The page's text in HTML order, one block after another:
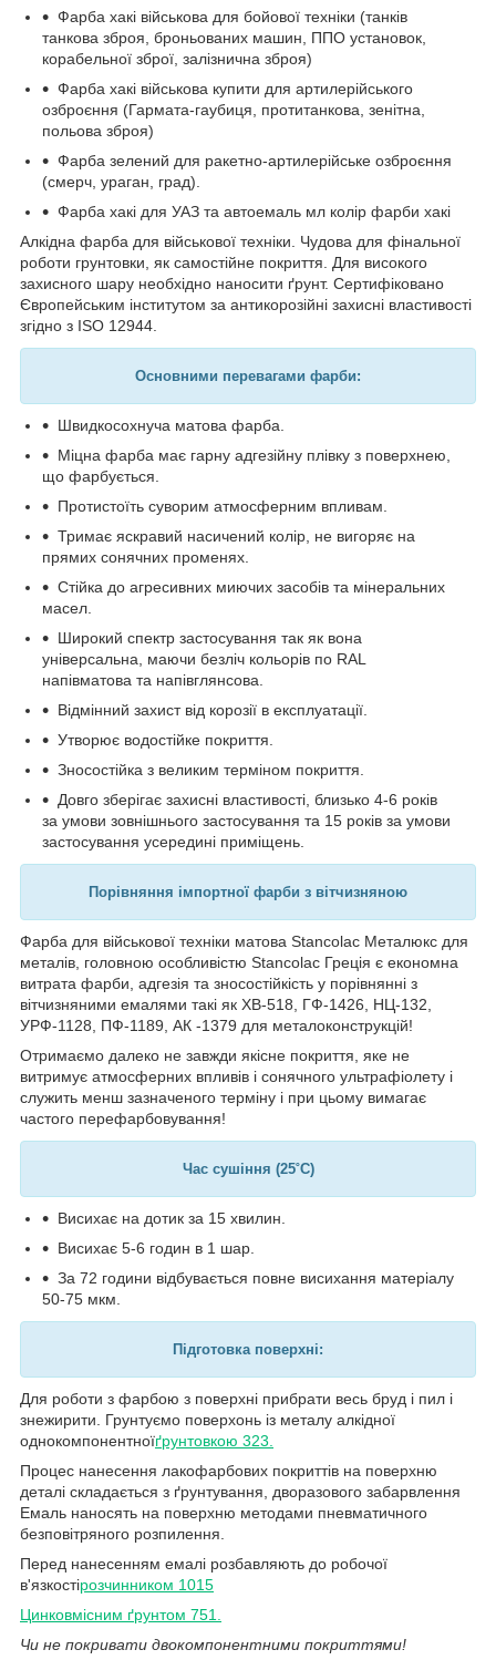
Фарба хакі військова для бойової техніки (танків
танкова зброя, броньованих машин, ППО установок,
корабельної зброї, залізнична зброя)
Фарба хакі військова купити для артилерійського
озброєння (Гармата-гаубиця, протитанкова, зенітна,
польова зброя)
Фарба зелений для ракетно-артилерійське озброєння
(смерч, ураган, град).
Фарба хакі для УАЗ та автоемаль мл колір фарби хакі
Алкідна фарба для військової техніки. Чудова для фінальної
роботи грунтовки, як самостійне покриття. Для високого
захисного шару необхідно наносити ґрунт. Сертифіковано
Європейським інститутом за антикорозійні захисні властивості
згідно з ISO 12944.
Основними перевагами фарби:
Швидкосохнуча матова фарба.
Міцна фарба має гарну адгезійну плівку з поверхнею,
що фарбується.
Протистоїть суворим атмосферним впливам.
Тримає яскравий насичений колір, не вигоряє на
прямих сонячних променях.
Стійка до агресивних миючих засобів та мінеральних
масел.
Широкий спектр застосування так як вона
універсальна, маючи безліч кольорів по RAL
напівматова та напівглянсова.
Відмінний захист від корозії в експлуатації.
Утворює водостійке покриття.
Зносостійка з великим терміном покриття.
Довго зберігає захисні властивості, близько 4-6 років
за умови зовнішнього застосування та 15 років за умови
застосування усередині приміщень.
Порівняння імпортної фарби з вітчизняною
Фарба для військової техніки матова Stancolac Металюкс для
металів, головною особливістю Stancolac Греція є економна
витрата фарби, адгезія та зносостійкість у порівнянні з
вітчизняними емалями такі як ХВ-518, ГФ-1426, НЦ-132,
УРФ-1128, ПФ-1189, АК -1379 для металоконструкцій!
Отримаємо далеко не завжди якісне покриття, яке не
витримує атмосферних впливів і сонячного ультрафіолету і
служить менш зазначеного терміну і при цьому вимагає
частого перефарбовування!
Час сушіння (25˚C)
Висихає на дотик за 15 хвилин.
Висихає 5-6 годин в 1 шар.
За 72 години відбувається повне висихання матеріалу
50-75 мкм.
Підготовка поверхні:
Для роботи з фарбою з поверхні прибрати весь бруд і пил і
знежирити. Грунтуємо поверхонь із металу алкідної
однокомпонентноїґрунтовкою 323.
Процес нанесення лакофарбових покриттів на поверхню
деталі складається з ґрунтування, дворазового забарвлення
Емаль наносять на поверхню методами пневматичного
безповітряного розпилення.
Перед нанесенням емалі розбавляють до робочої
в'язкостірозчинником 1015
Цинковмісним ґрунтом 751.
Чи не покривати двокомпонентними покриттями!